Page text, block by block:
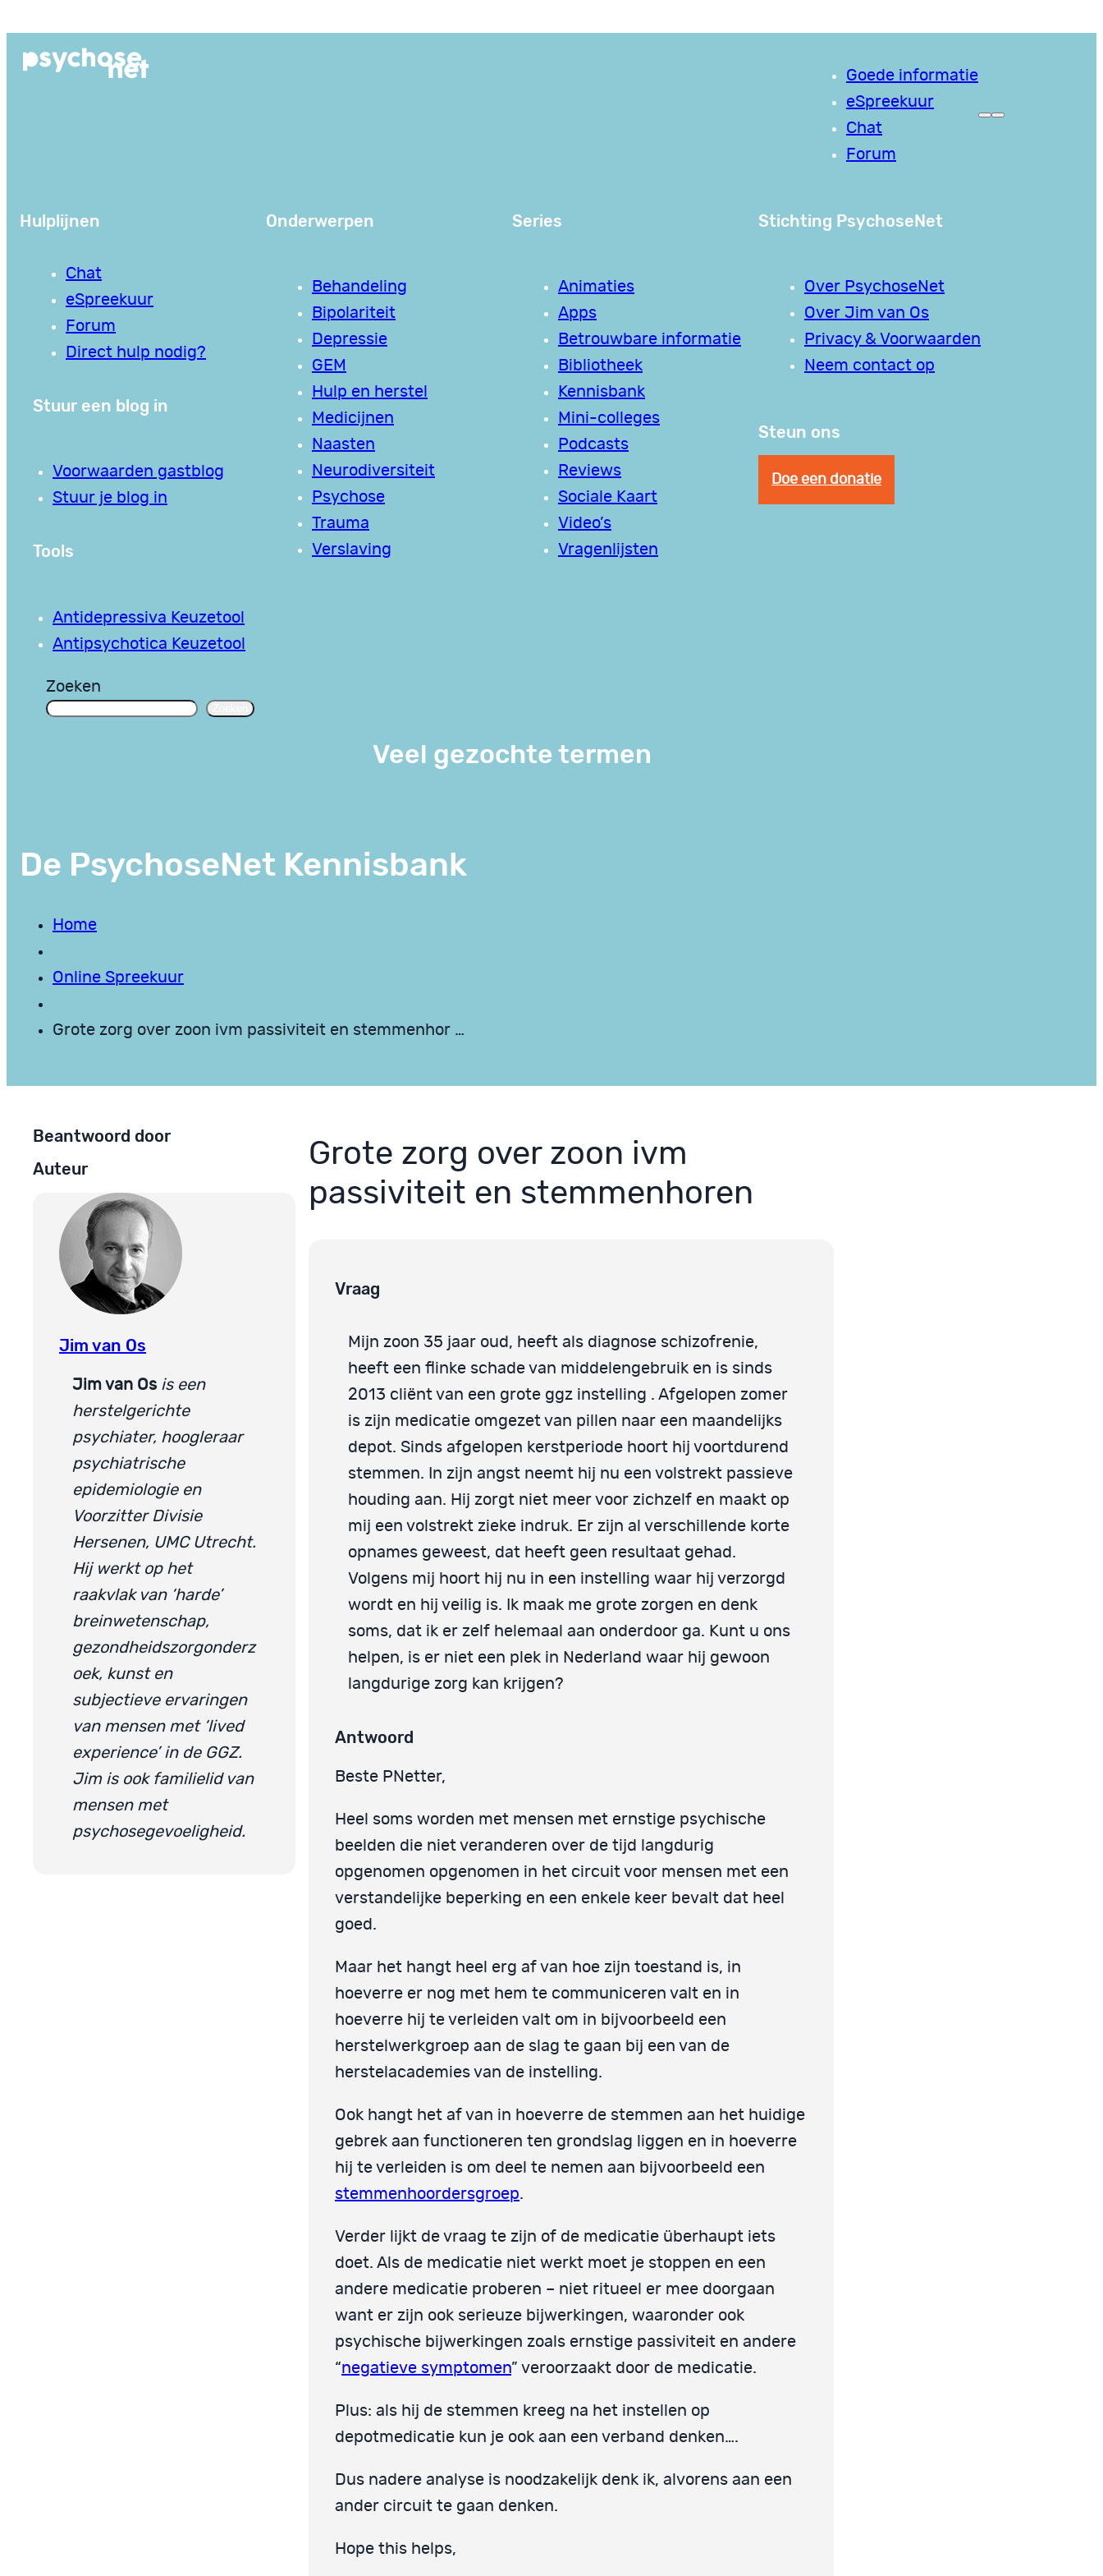
de
Goede informatie
eSpreekuur
Chat
Forum
Hulplijnen
Chat
eSpreekuur
Forum
Direct hulp nodig?
Stuur een blog in
Voorwaarden gastblog
Stuur je blog in
Tools
Antidepressiva Keuzetool
Antipsychotica Keuzetool
Onderwerpen
Behandeling
Bipolariteit
Depressie
GEM
Hulp en herstel
Medicijnen
Naasten
Neurodiversiteit
Psychose
Trauma
Verslaving
Series
Animaties
Apps
Betrouwbare informatie
Bibliotheek
Kennisbank
Mini-colleges
Podcasts
Reviews
Sociale Kaart
Video’s
Vragenlijsten
Stichting PsychoseNet
Over PsychoseNet
Over Jim van Os
Privacy & Voorwaarden
Neem contact op
Steun ons
Doe een donatie
Zoeken
Veel gezochte termen
De PsychoseNet Kennisbank
Home
Online Spreekuur
Grote zorg over zoon ivm passiviteit en stemmenhor …
Beantwoord door
Auteur
Jim van Os
Jim van Os is een
herstelgerichte
psychiater, hoogleraar
psychiatrische
epidemiologie en
Voorzitter Divisie
Hersenen, UMC Utrecht.
Hij werkt op het
raakvlak van ‘harde’
breinwetenschap,
gezondheidszorgonderz
oek, kunst en
subjectieve ervaringen
van mensen met ‘lived
experience’ in de GGZ.
Jim is ook familielid van
mensen met
psychosegevoeligheid.
Grote zorg over zoon ivm
passiviteit en stemmenhoren
Vraag
Mijn zoon 35 jaar oud, heeft als diagnose schizofrenie,
heeft een flinke schade van middelengebruik en is sinds
2013 cliënt van een grote ggz instelling . Afgelopen zomer
is zijn medicatie omgezet van pillen naar een maandelijks
depot. Sinds afgelopen kerstperiode hoort hij voortdurend
stemmen. In zijn angst neemt hij nu een volstrekt passieve
houding aan. Hij zorgt niet meer voor zichzelf en maakt op
mij een volstrekt zieke indruk. Er zijn al verschillende korte
opnames geweest, dat heeft geen resultaat gehad.
Volgens mij hoort hij nu in een instelling waar hij verzorgd
wordt en hij veilig is. Ik maak me grote zorgen en denk
soms, dat ik er zelf helemaal aan onderdoor ga. Kunt u ons
helpen, is er niet een plek in Nederland waar hij gewoon
langdurige zorg kan krijgen?
Antwoord
Beste PNetter,
Heel soms worden met mensen met ernstige psychische
beelden die niet veranderen over de tijd langdurig
opgenomen opgenomen in het circuit voor mensen met een
verstandelijke beperking en een enkele keer bevalt dat heel
goed.
Maar het hangt heel erg af van hoe zijn toestand is, in
hoeverre er nog met hem te communiceren valt en in
hoeverre hij te verleiden valt om in bijvoorbeeld een
herstelwerkgroep aan de slag te gaan bij een van de
herstelacademies van de instelling.
Ook hangt het af van in hoeverre de stemmen aan het huidige
gebrek aan functioneren ten grondslag liggen en in hoeverre
hij te verleiden is om deel te nemen aan bijvoorbeeld een
stemmenhoordersgroep.
Verder lijkt de vraag te zijn of de medicatie überhaupt iets
doet. Als de medicatie niet werkt moet je stoppen en een
andere medicatie proberen – niet ritueel er mee doorgaan
want er zijn ook serieuze bijwerkingen, waaronder ook
psychische bijwerkingen zoals ernstige passiviteit en andere
“negatieve symptomen” veroorzaakt door de medicatie.
Plus: als hij de stemmen kreeg na het instellen op
depotmedicatie kun je ook aan een verband denken….
Dus nadere analyse is noodzakelijk denk ik, alvorens aan een
ander circuit te gaan denken.
Hope this helps,